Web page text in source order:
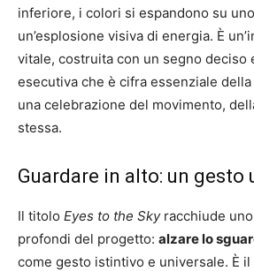
inferiore, i colori si espandono su
un’esplosione visiva di energia. È
vitale, costruita con un segno deciso
esecutiva che è cifra essenziale della
una celebrazione del movimento,
stessa.
Guardare in alto: un gesto
Il titolo Eyes to the Skyracchiude
profondi del progetto: alzare lo
come gesto istintivo e universale. È